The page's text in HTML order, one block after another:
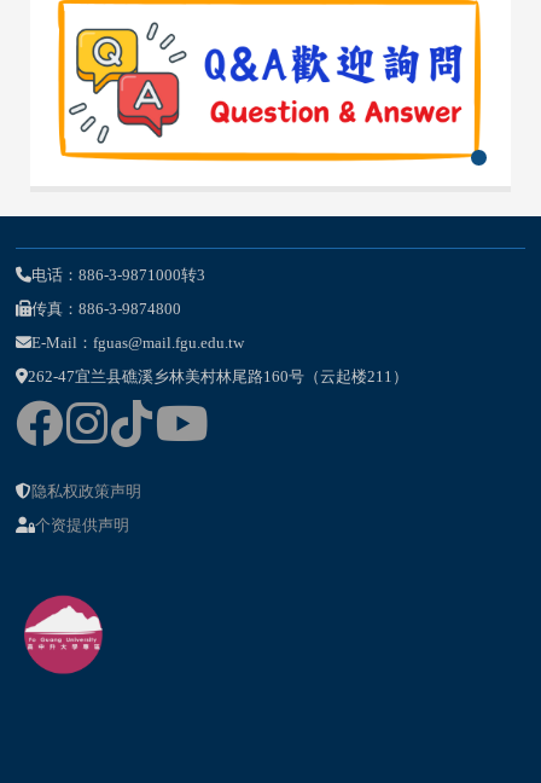
电话：886-3-9871000转3
传真：886-3-9874800
E-Mail：fguas@mail.fgu.edu.tw
262-47宜兰县礁溪乡林美村林尾路160号（云起楼211）
隐私权政策声明
个资提供声明